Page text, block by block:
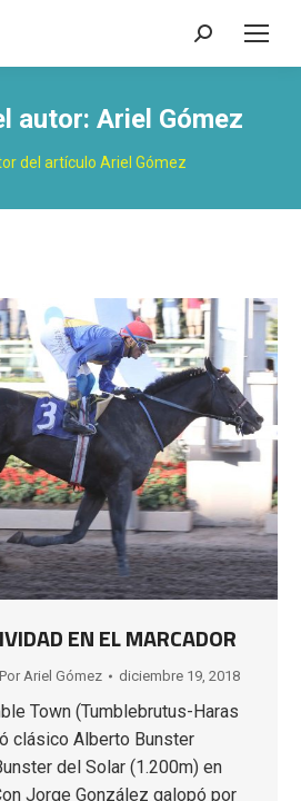
Buscar:
autor: Ariel Gómez
del artículo Ariel Gómez
EN EL MARCADOR
Por Ariel Gómez diciembre 19, 2018
Town (Tumblebrutus-Haras
clásico Alberto Bunster
del Solar (1.200m) en
Jorge González galopó por